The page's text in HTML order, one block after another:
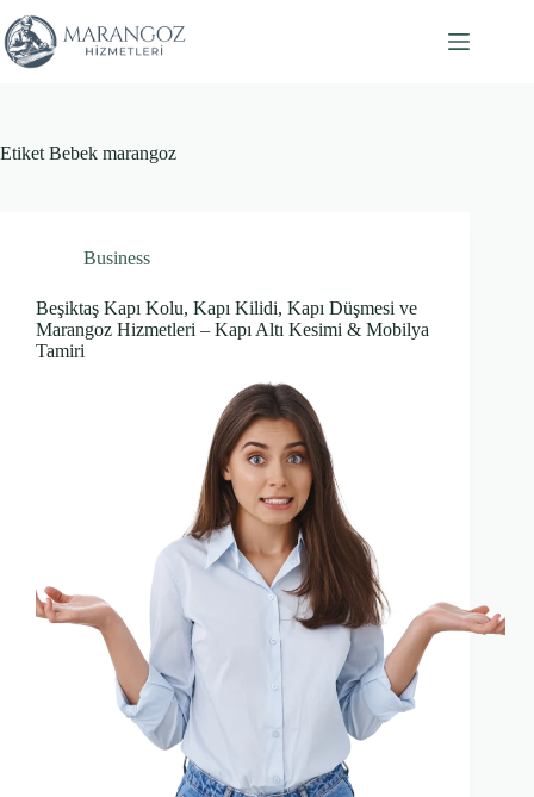
to
content
Etiket Bebek marangoz
Business
Beşiktaş Kapı Kolu, Kapı Kilidi, Kapı Düşmesi ve
Marangoz Hizmetleri – Kapı Altı Kesimi & Mobilya
Tamiri